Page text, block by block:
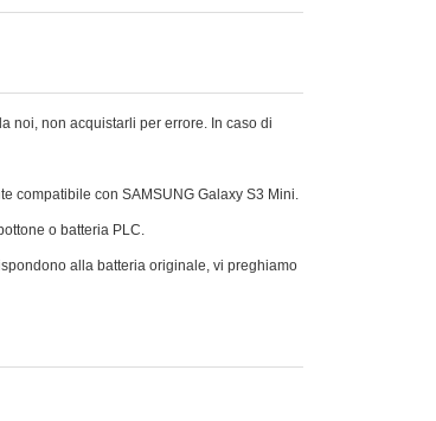
noi, non acquistarli per errore. In caso di
compatibile con SAMSUNG Galaxy S3 Mini.
o batteria PLC.
alla batteria originale, vi preghiamo